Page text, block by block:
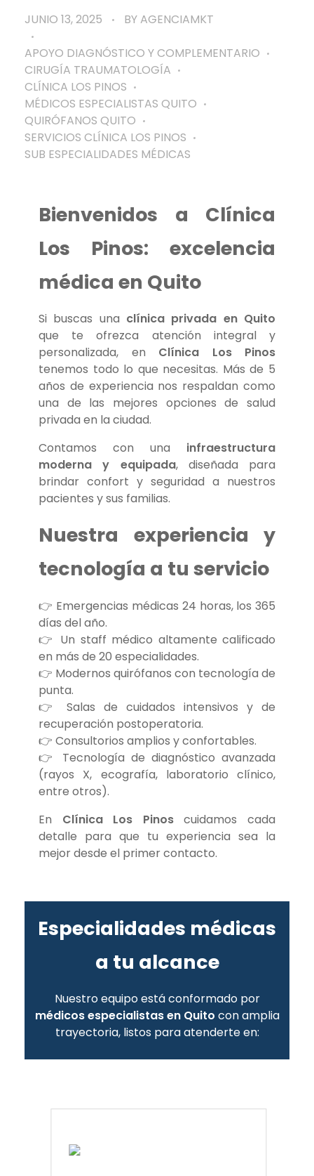
JUNIO 13, 2025 BYAGENCIAMKT
APOYO DIAGNÓSTICO Y COMPLEMENTARIO
CIRUGÍA TRAUMATOLOGÍA
CLÍNICA LOS PINOS
MÉDICOS ESPECIALISTAS QUITO
QUIRÓFANOS QUITO
SERVICIOS CLÍNICA LOS PINOS
SUB ESPECIALIDADES MÉDICAS
Bienvenidos a Clínica
Los Pinos: excelencia
médica en Quito
Si buscas una clínica privada en Quito
que te ofrezca atención integral y
personalizada, en Clínica Los Pinos
tenemos todo lo que necesitas. Más de 5
años de experiencia nos respaldan como
una de las mejores opciones de salud
privada en la ciudad.
Contamos con una infraestructura
moderna y equipada, diseñada para
brindar confort y seguridad a nuestros
pacientes y sus familias.
Nuestra experiencia y
tecnología a tu servicio
👉 Emergencias médicas 24 horas, los 365
días del año.
👉 Un staff médico altamente calificado
en más de 20 especialidades.
👉 Modernos quirófanos con tecnología de
punta.
👉 Salas de cuidados intensivos y de
recuperación postoperatoria.
👉 Consultorios amplios y confortables.
👉 Tecnología de diagnóstico avanzada
(rayos X, ecografía, laboratorio clínico,
entre otros).
En Clínica Los Pinoscuidamos cada
detalle para que tu experiencia sea la
mejor desde el primer contacto.
Especialidades médicas
a tu alcance
Nuestro equipo está conformado por
médicos especialistas en Quito con amplia
trayectoria, listos para atenderte en: